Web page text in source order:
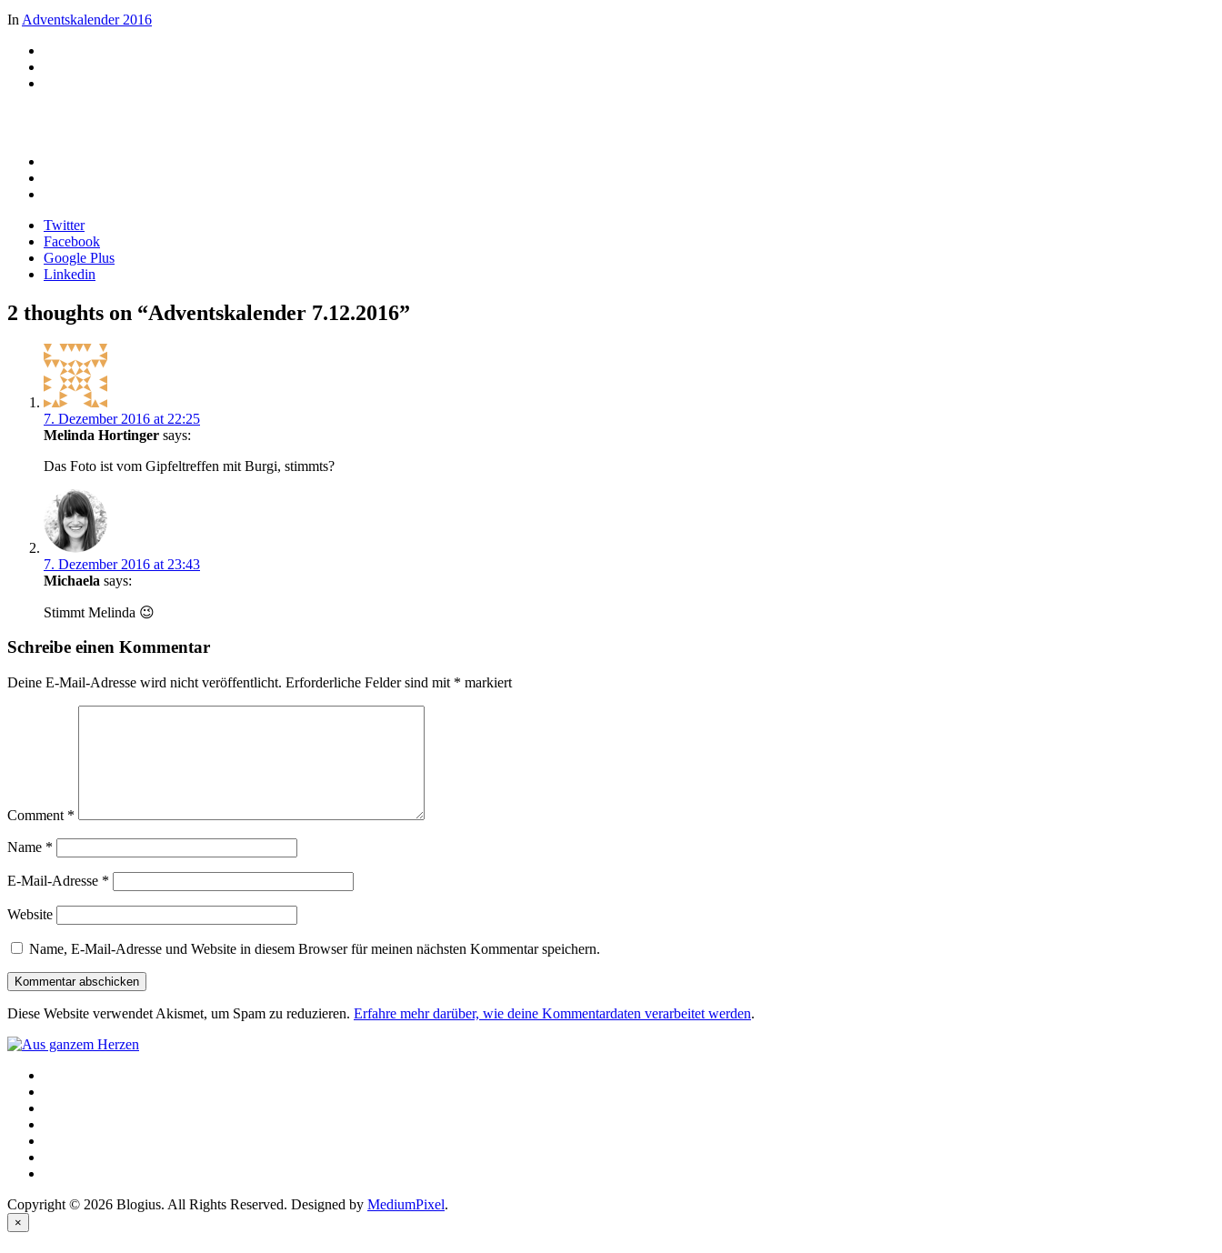
In Adventskalender 2016
Twitter
Facebook
Google Plus
Linkedin
Beitragsnavigation
2 thoughts on “Adventskalender 7.12.2016”
7. Dezember 2016 at 22:25
Melinda Hortinger says:
Das Foto ist vom Gipfeltreffen mit Burgi, stimmts?
7. Dezember 2016 at 23:43
Michaela says:
Stimmt Melinda 😉
Schreibe einen Kommentar
Deine E-Mail-Adresse wird nicht veröffentlicht. Erforderliche Felder sind mit * markiert
Comment *
Name *
E-Mail-Adresse *
Website
Name, E-Mail-Adresse und Website in diesem Browser für meinen nächsten Kommentar speichern.
Diese Website verwendet Akismet, um Spam zu reduzieren. Erfahre mehr darüber, wie deine Kommentardaten verarbeitet werden.
Copyright © 2026 Blogius. All Rights Reserved. Designed by MediumPixel.
×